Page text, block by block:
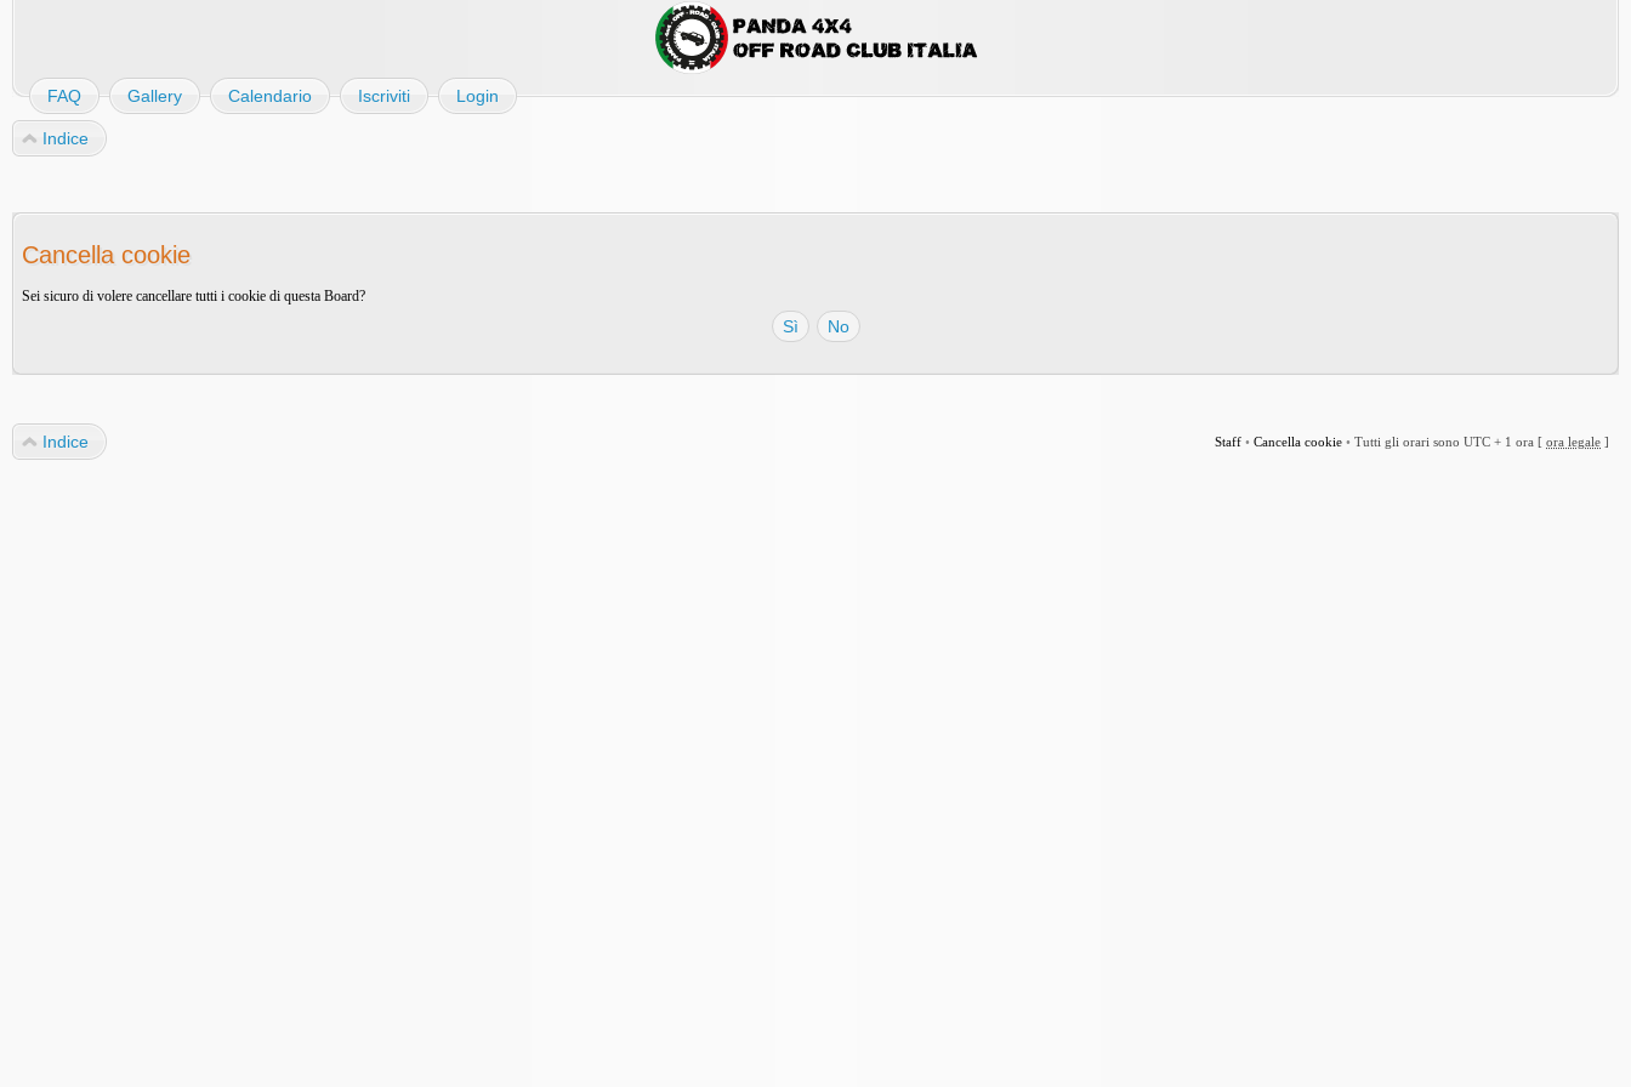
FAQ Gallery Calendario Iscriviti Login
Indice
Cancella cookie
Sei sicuro di volere cancellare tutti i cookie di questa Board?
Staff • Cancella cookie • Tutti gli orari sono UTC + 1 ora [ ora legale ]
Indice